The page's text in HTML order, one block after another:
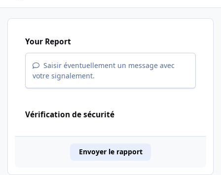
Your Report
Saisir éventuellement un message avec
votre signalement.
Vérification de sécurité
Envoyer le rapport